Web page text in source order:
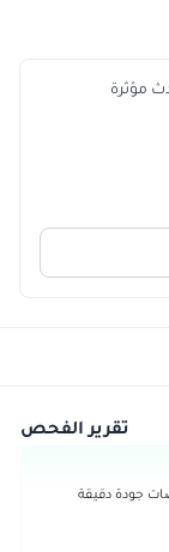
مؤثرة
تقرير الفحص
جودة دقيقة